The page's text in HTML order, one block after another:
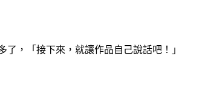
了，「接下來，就讓作品自己說話吧！」